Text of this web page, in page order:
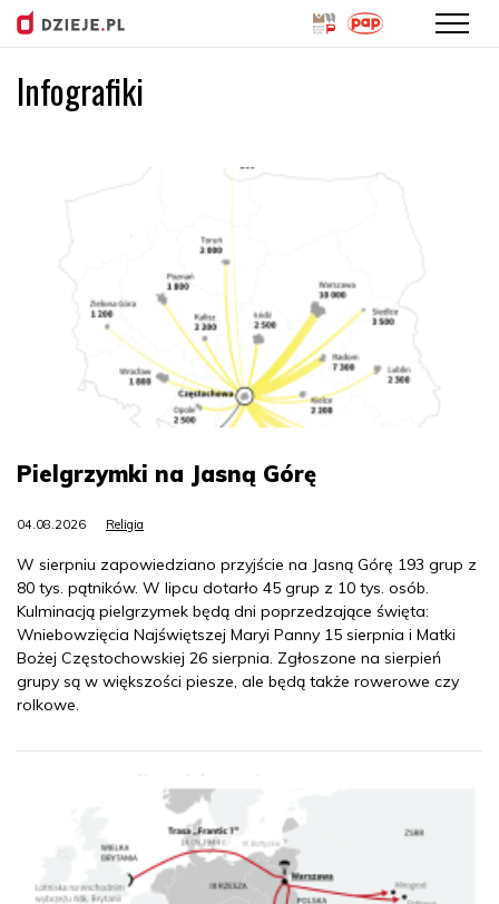
Infografiki
Pielgrzymki na Jasną Górę
04.08.2026 Religia
W sierpniu zapowiedziano przyjście na Jasną Górę 193 grup z
80 tys. pątników. W lipcu dotarło 45 grup z 10 tys. osób.
Kulminacją pielgrzymek będą dni poprzedzające święta:
Wniebowzięcia Najświętszej Maryi Panny 15 sierpnia i Matki
Bożej Częstochowskiej 26 sierpnia. Zgłoszone na sierpień
grupy są w większości piesze, ale będą także rowerowe czy
rolkowe.